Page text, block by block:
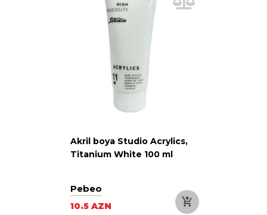
Akril boya Studio Acrylics,
Titanium White 100 ml
Pebeo
10.5 AZN